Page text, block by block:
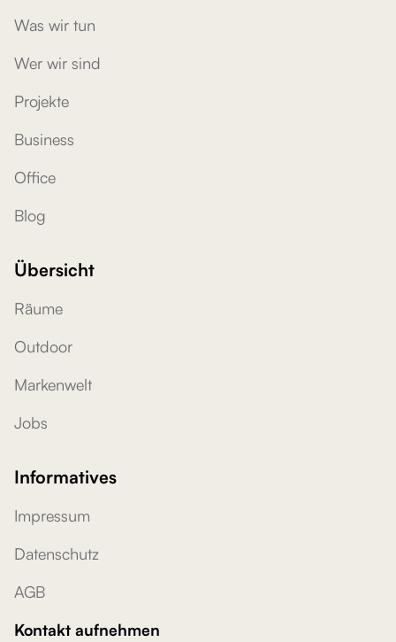
Was wir tun
Wer wir sind
Projekte
Business
Office
Blog
Übersicht
Räume
Outdoor
Markenwelt
Jobs
Informatives
Impressum
Datenschutz
AGB
Kontakt aufnehmen